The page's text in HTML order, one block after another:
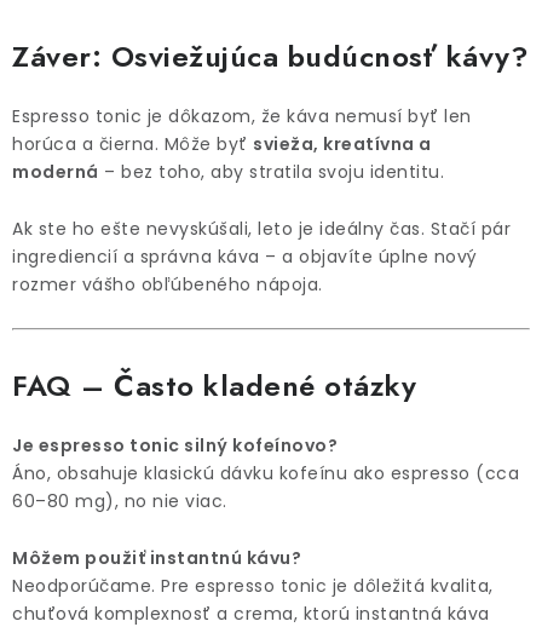
Záver: Osviežujúca budúcnosť kávy?
Espresso tonic je dôkazom, že káva nemusí byť len
horúca a čierna. Môže byť svieža, kreatívna a
moderná – bez toho, aby stratila svoju identitu.
Ak ste ho ešte nevyskúšali, leto je ideálny čas. Stačí pár
ingrediencií a správna káva – a objavíte úplne nový
rozmer vášho obľúbeného nápoja.
FAQ – Často kladené otázky
Je espresso tonic silný kofeínovo?
Áno, obsahuje klasickú dávku kofeínu ako espresso (cca
60–80 mg), no nie viac.
Môžem použiť instantnú kávu?
Neodporúčame. Pre espresso tonic je dôležitá kvalita,
chuťová komplexnosť a crema, ktorú instantná káva